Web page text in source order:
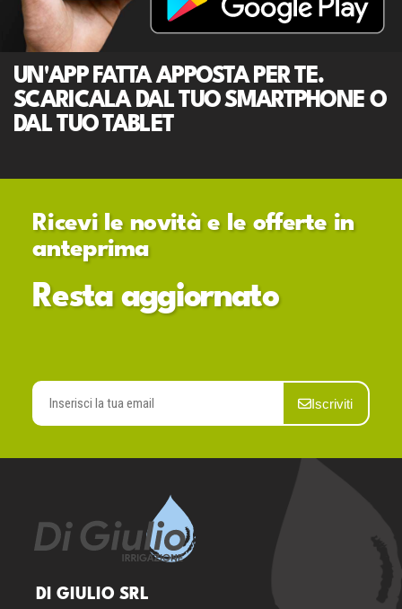
UN'APP FATTA APPOSTA PER TE.
SCARICALA DAL TUO SMARTPHONE O
DAL TUO TABLET
Ricevi le novità e le offerte in
anteprima
Resta aggiornato
Iscriviti
DI GIULIO SRL